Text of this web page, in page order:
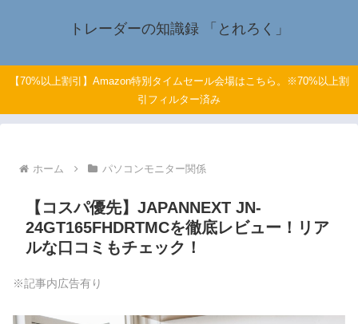
トレーダーの知識録 「とれろく」
【70%以上割引】Amazon特別タイムセール会場はこちら。※70%以上割
引フィルター済み
ホーム パソコンモニター関係
【コスパ優先】JAPANNEXT JN-
24GT165FHDRTMCを徹底レビュー！リア
ルな口コミもチェック！
※記事内広告有り